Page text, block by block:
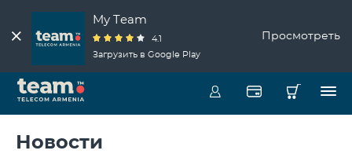
My Team
4.1
Загрузить в Google Play
Просмотреть
Новости